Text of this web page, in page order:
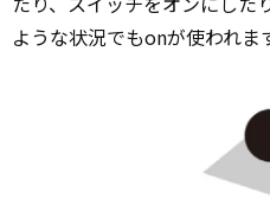
ような状況でもonが使われま